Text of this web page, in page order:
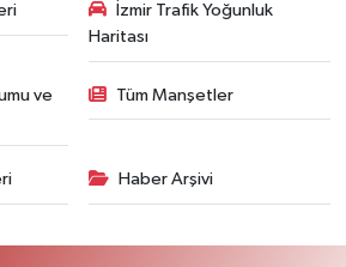
İzmir Trafik Yoğunluk
Haritası
ve
Tüm Manşetler
Haber Arşivi